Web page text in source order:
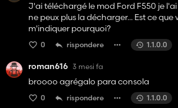
J'ai téléchargé le mod Ford F550 je
ne peux plus la décharger... Est ce que
m'indiquer pourquoi?
0 rispondere 1.1.0.0
roman616 3 mesi fa
broooo agrégalo para consola
0 rispondere 1.1.0.0